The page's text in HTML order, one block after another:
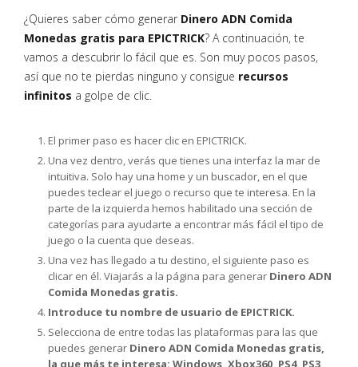
¿Quieres saber cómo generar Dinero ADN Comida
Monedas gratis para EPICTRICK? A continuación, te
vamos a descubrir lo fácil que es. Son muy pocos pasos,
así que no te pierdas ninguno y consigue recursos
infinitos a golpe de clic.
El primer paso es hacer clic en EPICTRICK.
Una vez dentro, verás que tienes una interfaz la mar de
intuitiva. Solo hay una home y un buscador, en el que
puedes teclear el juego o recurso que te interesa. En la
parte de la izquierda hemos habilitado una sección de
categorías para ayudarte a encontrar más fácil el tipo de
juego o la cuenta que deseas.
Una vez has llegado a tu destino, el siguiente paso es
clicar en él. Viajarás a la página para generar Dinero ADN
Comida Monedas gratis.
Introduce tu nombre de usuario de EPICTRICK.
Selecciona de entre todas las plataformas para las que
puedes generar Dinero ADN Comida Monedas gratis,
la que más te interesa: Windows, Xbox360, PS4, PS3,